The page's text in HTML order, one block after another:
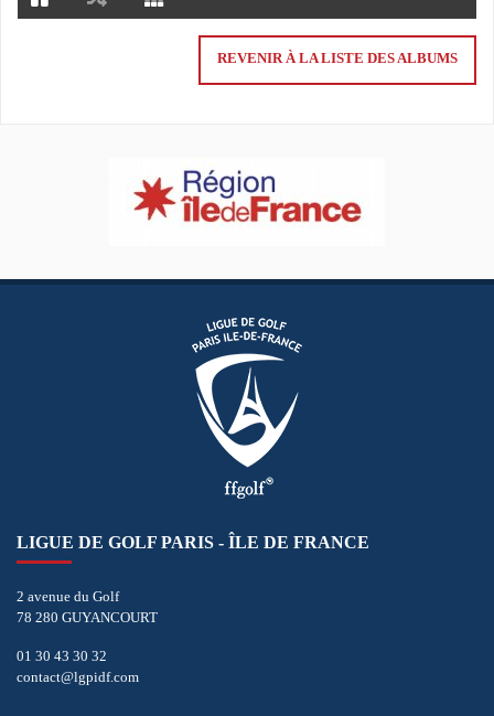
REVENIR À LA LISTE DES ALBUMS
LIGUE DE GOLF PARIS - ÎLE DE FRANCE
2 avenue du Golf
78 280 GUYANCOURT
01 30 43 30 32
contact@lgpidf.com